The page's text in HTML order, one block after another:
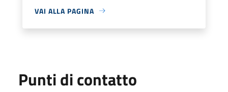
VAI ALLA PAGINA
Punti di contatto